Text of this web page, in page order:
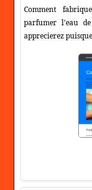
Comment
parfumer l'eau
apprecierez